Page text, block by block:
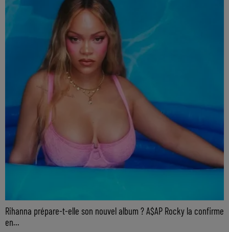
Rihanna prépare-t-elle son nouvel album ? A$AP Rocky la confirme
en...